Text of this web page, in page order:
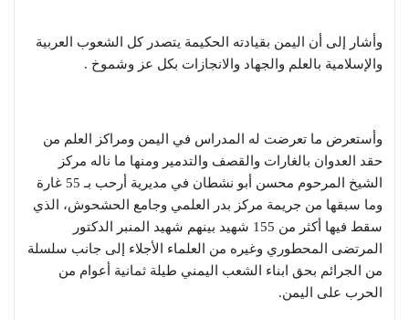
وأشار إلى أن اليمن بقيادته الحكيمة يتصدر كل الشعوب العربية
والإسلامية بالعلم والجهاد والانجازات بكل عز وشموخ .
وأستعرض ما تعرضت له المدراس في اليمن ومراكز العلم من
حقد العدوان بالغارات والقصف والتدمير ومنها ما ناله مركز
الشيخ المرحوم محسن أبو نشطان في مديرية أرحب بـ 55 غارة
وما سبقها من جريمة مركز بدر العلمي وجامع الحشحوش، الذي
سقط فيها أكثر من 155 شهيد بينهم شهيد المنبر الدكتور
المرتضى المحطوري وغيره من العلماء الأجلاء إلى جانب سلسلة
من الجرائم بحق ابناء الشعب اليمني طيلة ثمانية أعوام من
الحرب على اليمن.